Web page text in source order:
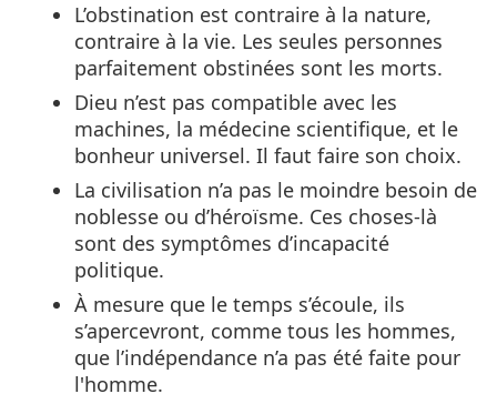
L’obstination est contraire à la nature,
contraire à la vie. Les seules personnes
parfaitement obstinées sont les morts.
Dieu n’est pas compatible avec les
machines, la médecine scientifique, et le
bonheur universel. Il faut faire son choix.
La civilisation n’a pas le moindre besoin de
noblesse ou d’héroïsme. Ces choses-là
sont des symptômes d’incapacité
politique.
À mesure que le temps s’écoule, ils
s’apercevront, comme tous les hommes,
que l’indépendance n’a pas été faite pour
l'homme.